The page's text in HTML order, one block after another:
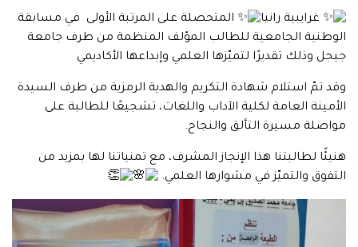
غرايبية رانيا
المتحصلة على المرتبة الأولى ️ في مسابقة
الوطنية الجامعية للطالب المؤلف المنظمة من طرف جامعة
جيجل وذلك تقديرًا لتميّزها العلمي وإبداعها الأكاديمي
وقد تمّ استلام شهادة التكريم والهدية الرمزية من طرف السيدة
الأمينة العامة لكلية الآداب واللغات، تشجيعًا للطالبة على
مواصلة مسيرة التألق والنجاح.
هنيئًا لطالبتنا هذا الإنجاز المشرف، مع تمنياتنا لها بمزيد من
التفوق والتميّز في مشوارها العلمي.